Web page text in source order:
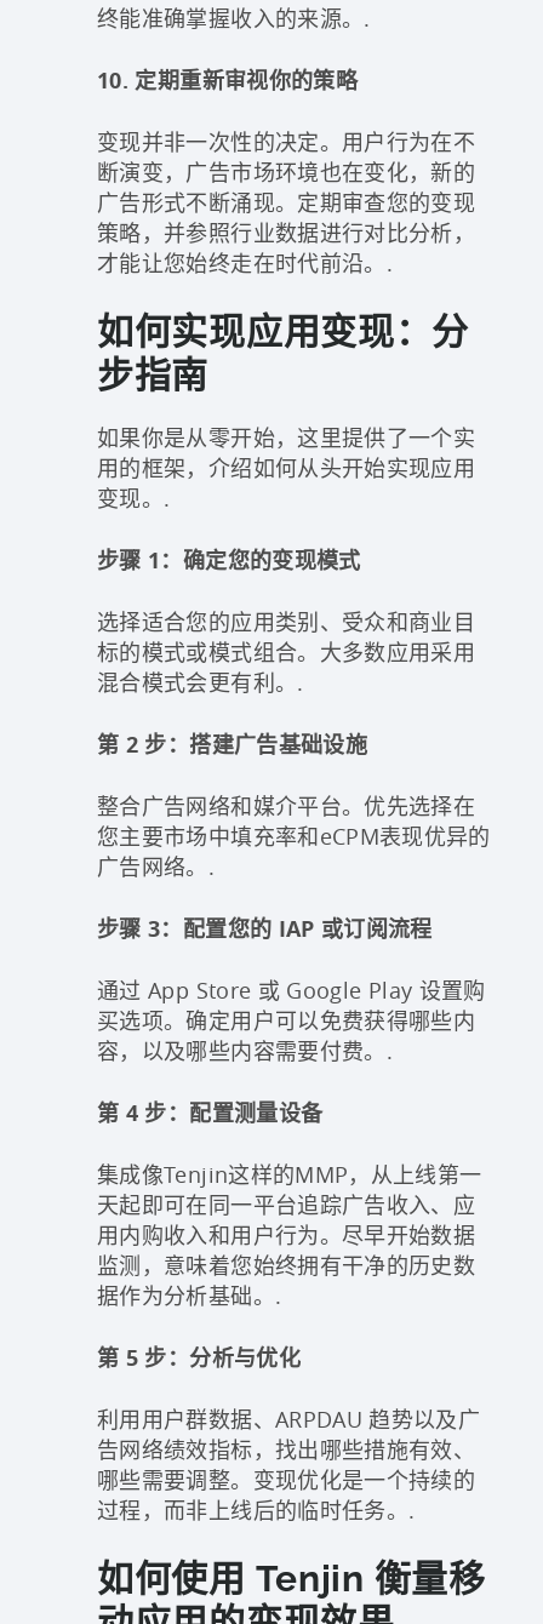
终能准确掌握收入的来源。.
10. 定期重新审视你的策略
变现并非一次性的决定。用户行为在不
断演变，广告市场环境也在变化，新的
广告形式不断涌现。定期审查您的变现
策略，并参照行业数据进行对比分析，
才能让您始终走在时代前沿。.
如何实现应用变现：分
步指南
如果你是从零开始，这里提供了一个实
用的框架，介绍如何从头开始实现应用
变现。.
步骤 1：确定您的变现模式
选择适合您的应用类别、受众和商业目
标的模式或模式组合。大多数应用采用
混合模式会更有利。.
第 2 步：搭建广告基础设施
整合广告网络和媒介平台。优先选择在
您主要市场中填充率和eCPM表现优异的
广告网络。.
步骤 3：配置您的 IAP 或订阅流程
通过 App Store 或 Google Play 设置购
买选项。确定用户可以免费获得哪些内
容，以及哪些内容需要付费。.
第 4 步：配置测量设备
集成像Tenjin这样的MMP，从上线第一
天起即可在同一平台追踪广告收入、应
用内购收入和用户行为。尽早开始数据
监测，意味着您始终拥有干净的历史数
据作为分析基础。.
第 5 步：分析与优化
利用用户群数据、ARPDAU 趋势以及广
告网络绩效指标，找出哪些措施有效、
哪些需要调整。变现优化是一个持续的
过程，而非上线后的临时任务。.
如何使用 Tenjin 衡量移